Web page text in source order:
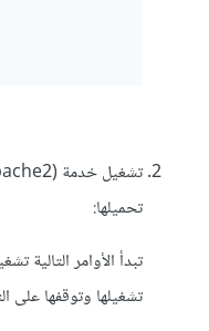
تحميلها:
تبدأ الأوامر التالية
تشغيلها وتوقفها على